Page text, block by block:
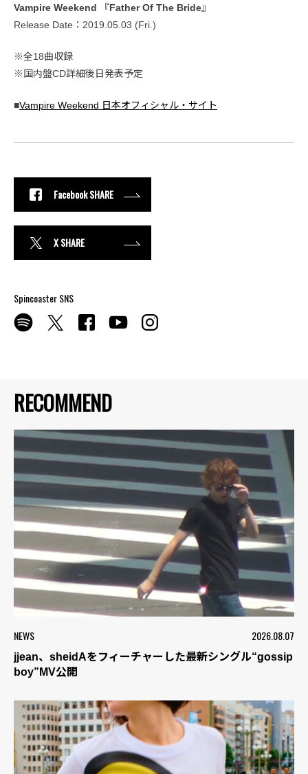
RECOMMEND
NEWS 2026.08.07
jjean、sheidAをフィーチャーした最新シングル“gossip
boy”MV公開
Vampire Weekend 『Father Of The Bride』
Release Date：2019.05.03 (Fri.)
※全18曲収録
※国内盤CD詳細後日発表予定
■Vampire Weekend 日本オフィシャル・サイト
Facebook SHARE
X SHARE
Spincoaster SNS